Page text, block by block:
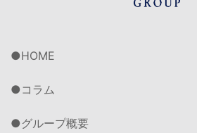
HOME
コラム
グループ概要